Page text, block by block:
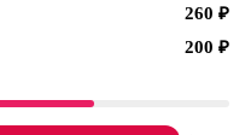
260 ₽
200 ₽